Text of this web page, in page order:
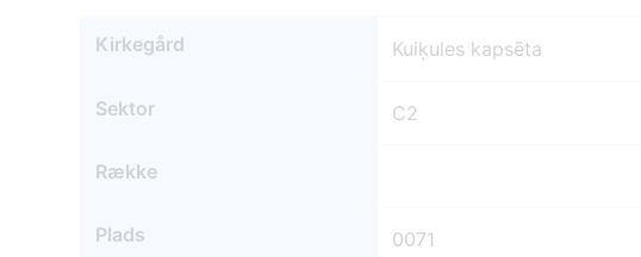
Kirkegård Kuiķules kapsēta
Sektor C2
Række
Plads 0071